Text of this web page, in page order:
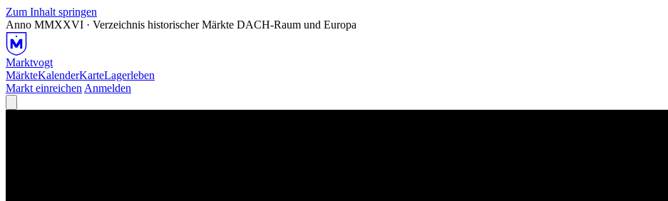
Zum Inhalt springen
Anno MMXXVI · Verzeichnis historischer Märkte DACH-Raum und Europa
Marktvogt
MärkteKalenderKarteLagerleben
Markt einreichen Anmelden